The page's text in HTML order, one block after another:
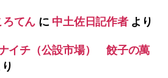
てん に 中土佐日記作者より
イチ（公設市場） 餃子の萬